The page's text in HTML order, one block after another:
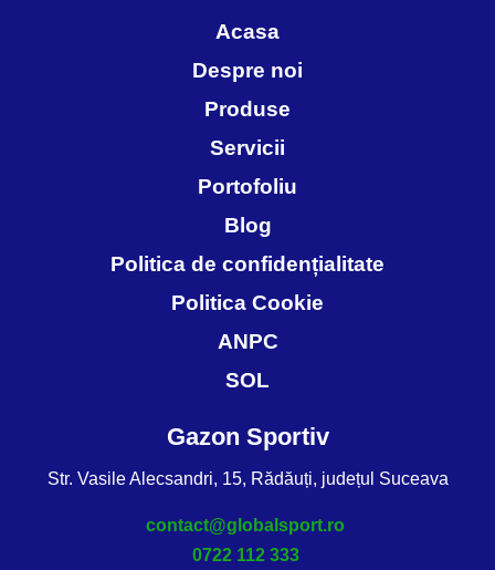
Acasa
Despre noi
Produse
Servicii
Portofoliu
Blog
Politica de confidențialitate
Politica Cookie
ANPC
SOL
Gazon Sportiv
Str. Vasile Alecsandri, 15, Rădăuți, județul Suceava
contact@globalsport.ro
0722 112 333